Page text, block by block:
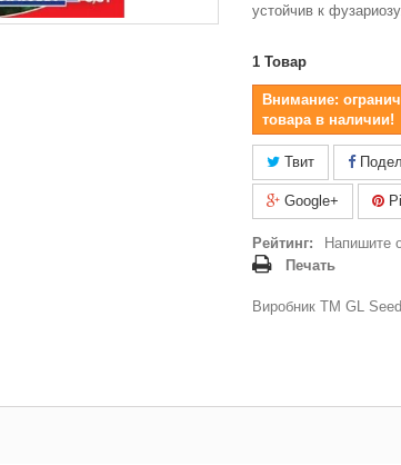
устойчив к
1 Товар
Внимание:
товара в наличии!
Твит
Google+
Рейтинг:
Напишите
Печать
Виробник ТМ GL